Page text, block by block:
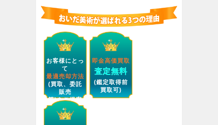
お客様にとっ
て
最適売却方法
(買取、委託
販売
等)をご提案
します。
即金高価買取
査定無料
(鑑定取得前
買取可)